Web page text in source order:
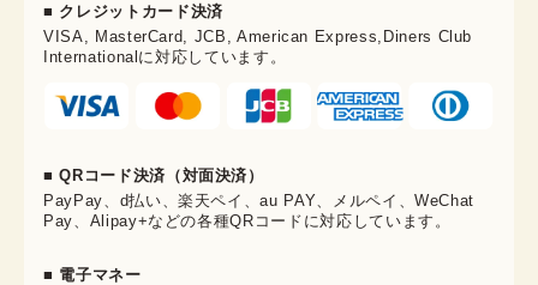
■ クレジットカード決済
VISA, MasterCard, JCB, American Express,Diners Club
Internationalに対応しています。
■ QRコード決済（対面決済）
PayPay、d払い、楽天ペイ、au PAY、メルペイ、WeChat
Pay、Alipay+などの各種QRコードに対応しています。
■ 電子マネー